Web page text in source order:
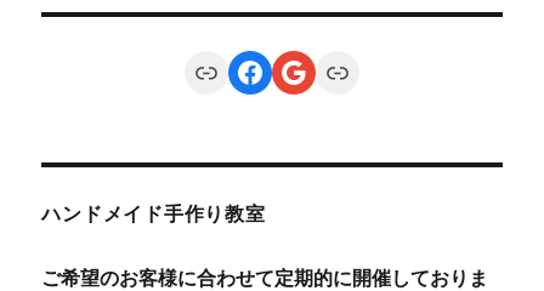
LinkFacebook
Google
Link
ハンドメイド手作り教室
ご希望のお客様に合わせて定期的に開催しておりま